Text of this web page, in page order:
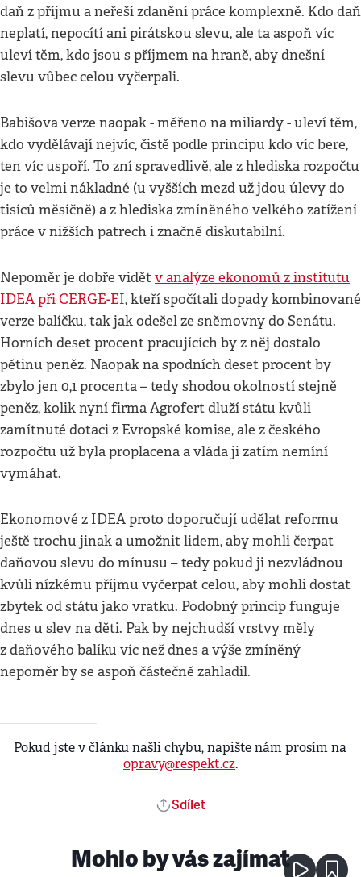
daň z příjmu a neřeší zdanění práce komplexně. Kdo daň
neplatí, nepocítí ani pirátskou slevu, ale ta aspoň víc
uleví těm, kdo jsou s příjmem na hraně, aby dnešní
slevu vůbec celou vyčerpali.
Babišova verze naopak - měřeno na miliardy - uleví těm,
kdo vydělávají nejvíc, čistě podle principu kdo víc bere,
ten víc uspoří. To zní spravedlivě, ale z hlediska rozpočtu
je to velmi nákladné (u vyšších mezd už jdou úlevy do
tisíců měsíčně) a z hlediska zmíněného velkého zatížení
práce v nižších patrech i značně diskutabilní.
Nepoměr je dobře vidětv analýze ekonomů z institutu
IDEA při CERGE-EI, kteří spočítali dopady kombinované
verze balíčku, tak jak odešel ze sněmovny do Senátu.
Horních deset procent pracujících by z něj dostalo
pětinu peněz. Naopak na spodních deset procent by
zbylo jen 0,1 procenta – tedy shodou okolností stejně
peněz, kolik nyní firma Agrofert dluží státu kvůli
zamítnuté dotaci z Evropské komise, ale z českého
rozpočtu už byla proplacena a vláda ji zatím nemíní
vymáhat.
Ekonomové z IDEA proto doporučují udělat reformu
ještě trochu jinak a umožnit lidem, aby mohli čerpat
daňovou slevu do mínusu – tedy pokud ji nezvládnou
kvůli nízkému příjmu vyčerpat celou, aby mohli dostat
zbytek od státu jako vratku. Podobný princip funguje
dnes u slev na děti. Pak by nejchudší vrstvy měly
z daňového balíku víc než dnes a výše zmíněný
nepoměr by se aspoň částečně zahladil.
Pokud jste v článku našli chybu, napište nám prosím na
opravy@respekt.cz.
Sdílet
Mohlo by vás zajímat